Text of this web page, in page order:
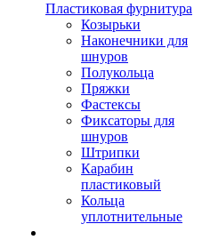
Пластиковая фурнитура
Козырьки
Наконечники для
шнуров
Полукольца
Пряжки
Фастексы
Фиксаторы для
шнуров
Штрипки
Карабин
пластиковый
Кольца
уплотнительные